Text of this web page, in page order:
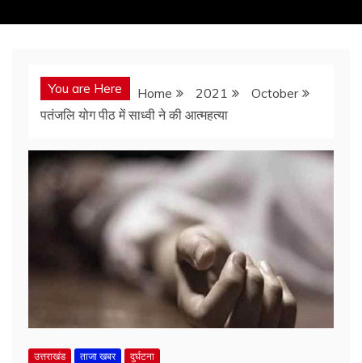
You are Here Home 2021
October
पतंजलि योग पीठ में साध्वी ने की आत्महत्या
उत्तराखंड ताजा खबर दुर्घटना